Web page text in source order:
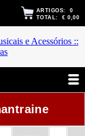
ARTIGOS: 0
TOTAL: € 0,00